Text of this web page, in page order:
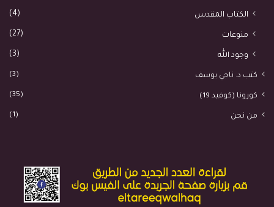
الكتاب المقدس (4)
منوعات (27)
وجود الله (3)
كتب د. ناجي يوسف (3)
كورونا (كوفيد 19) (35)
من نحن (1)